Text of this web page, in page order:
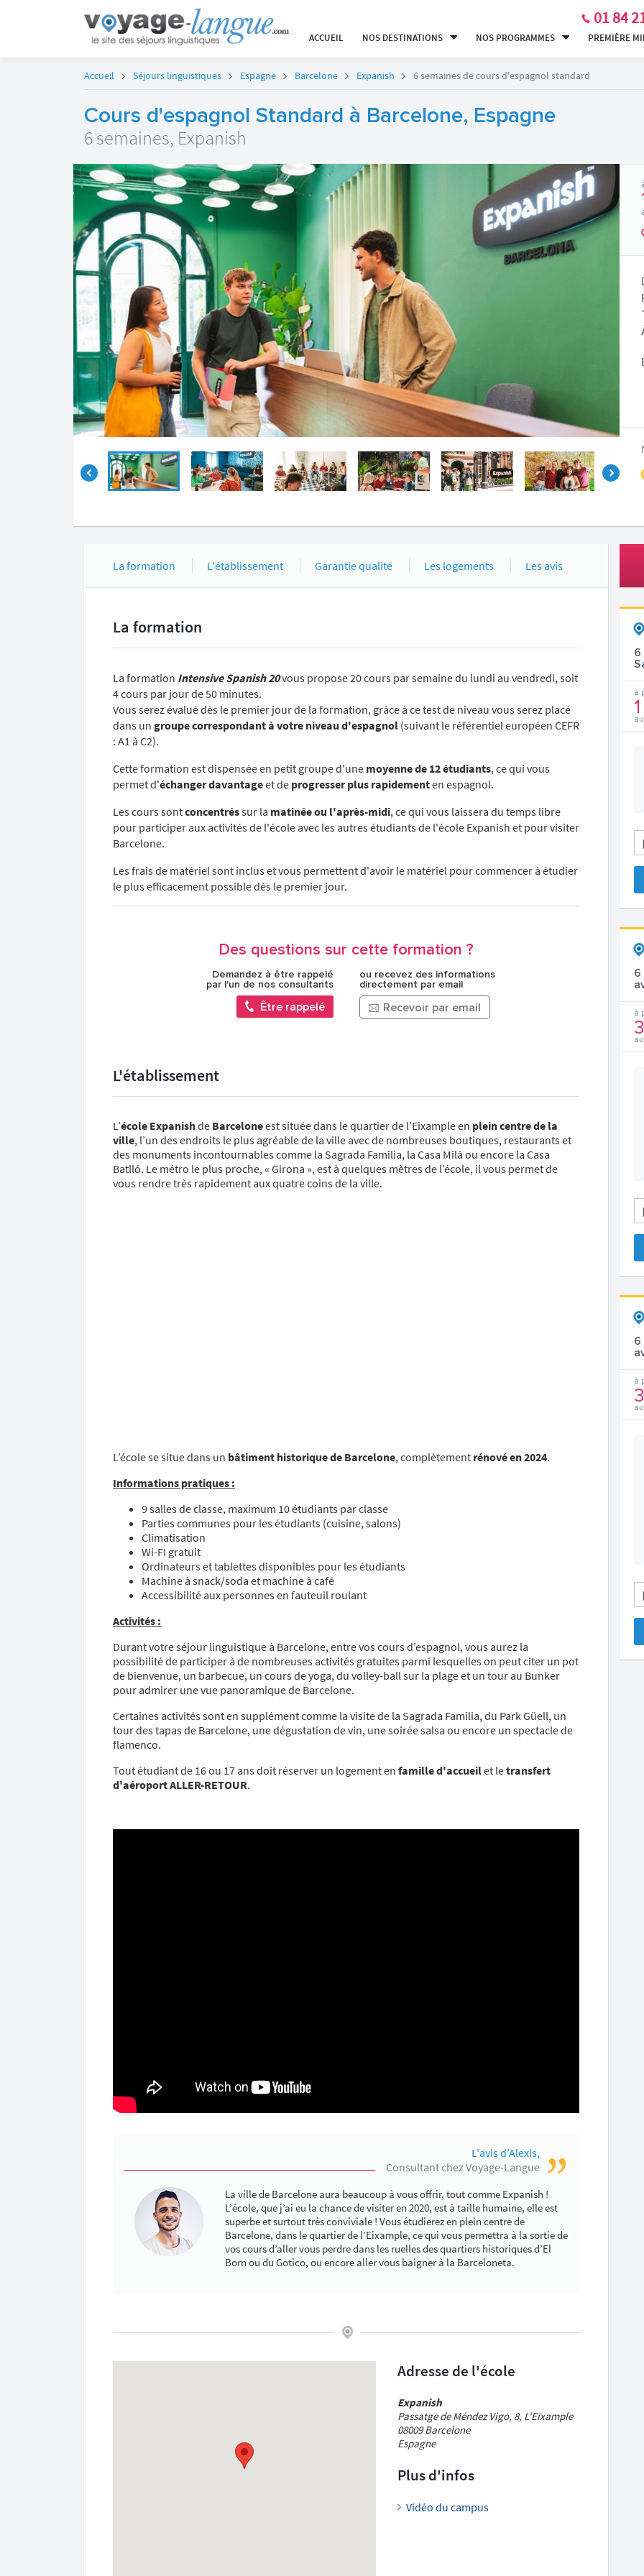
01 84
ACCUEIL NOS DESTINATIONS NOS PROGRAMMES PREMIÈRE
Accueil Séjours linguistiques Espagne Barcelone Expanish 6 semaines de cours d'espagnol standard
Cours d'espagnol Standard à Barcelone, Espagne
6 semaines, Expanish
La formation L'établissement Garantie qualité Les logements Les avis
La formation
La formation Intensive Spanish 20vous propose 20 cours par semaine du lundi au vendredi, soit
4 cours par jour de 50 minutes.
Vous serez évalué dès le premier jour de la formation, grâce à ce test de niveau vous serez placé
dans un groupe correspondant à votre niveau d'espagnol (suivant le référentiel européen CEFR
: A1 à C2).
Cette formation est dispensée en petit groupe d'une moyenne de 12 étudiants, ce qui vous
permet d'échanger davantageet de progresser plus rapidementen espagnol.
Les cours sontconcentréssur la matinée ou l'après-midi, ce qui vous laissera du temps libre
pour participer aux activités de l'école avec les autres étudiants de l'école Expanish et pour visiter
Barcelone.
Les frais de matériel sont inclus et vous permettent d'avoir le matériel pour commencer à étudier
le plus efficacement possible dès le premier jour.
Des questions sur cette formation ?
Demandez à être rappelé
par l'un de nos consultants
Être rappelé
ou recevez des informations
directement par email
Recevoir par email
L'établissement
L’école Expanishde Barceloneest située dans le quartier de l’Eixample en plein centre de la
ville, l’un des endroits le plus agréable de la ville avec de nombreuses boutiques, restaurants et
des monuments incontournables comme la Sagrada Familia, la Casa Milà ou encore la Casa
Batlló. Le métro le plus proche, « Girona », est à quelques mètres de l’école, il vous permet de
vous rendre très rapidement aux quatre coins de la ville.
L’école se situe dans un bâtiment historique de Barcelone, complètement rénové en 2024.
Informations pratiques :
9 salles de classe, maximum 10 étudiants par classe
Parties communes pour les étudiants (cuisine, salons)
Climatisation
Wi-FI gratuit
Ordinateurs et tablettes disponibles pour les étudiants
Machine à snack/soda et machine à café
Accessibilité aux personnes en fauteuil roulant
Activités :
Durant votre séjour linguistique à Barcelone, entre vos cours d’espagnol, vous aurez la
possibilité de participer à de nombreuses activités gratuites parmi lesquelles on peut citer un pot
de bienvenue, un barbecue, un cours de yoga, du volley-ball sur la plage et un tour au Bunker
pour admirer une vue panoramique de Barcelone.
Certaines activités sont en supplément comme la visite de la Sagrada Familia, du Park Güell, un
tour des tapas de Barcelone, une dégustation de vin, une soirée salsa ou encore un spectacle de
flamenco.
Tout étudiant de 16 ou 17 ans doit réserver un logement en famille d'accueilet letransfert
d'aéroport ALLER-RETOUR.
L'avis d’Alexis,
Consultant chez Voyage-Langue
La ville de Barcelone aura beaucoup à vous offrir, tout comme Expanish !
L’école, que j’ai eu la chance de visiter en 2020, est à taille humaine, elle est
superbe et surtout très conviviale ! Vous étudierez en plein centre de
Barcelone, dans le quartier de l’Eixample, ce qui vous permettra à la sortie de
vos cours d’aller vous perdre dans les ruelles des quartiers historiques d’El
Born ou du Gotico, ou encore aller vous baigner à la Barceloneta.
Adresse de l'école
Expanish
Passatge de Méndez Vigo, 8, L'Eixample
08009 Barcelone
Espagne
Plus d'infos
Vidéo du campus
6
à
6
à
6
à